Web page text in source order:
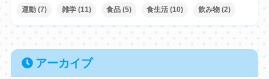
運動(7) 雑学(11) 食品(5) 食生活(10) 飲み物(2)
アーカイブ